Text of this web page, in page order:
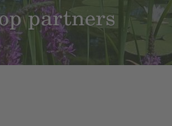
partners